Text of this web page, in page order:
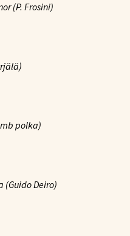
(P. Frosini)
polka)
(Guido Deiro)